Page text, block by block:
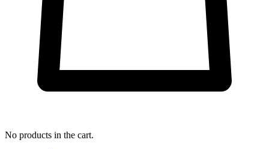
No products in the cart.